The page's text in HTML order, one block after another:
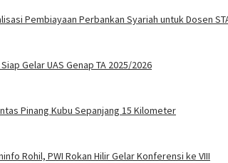
Pembiayaan Perbankan Syariah untuk Dosen
Gelar UAS Genap TA 2025/2026
Pinang Kubu Sepanjang 15 Kilometer
Rohil, PWI Rokan Hilir Gelar Konferensi ke VIII